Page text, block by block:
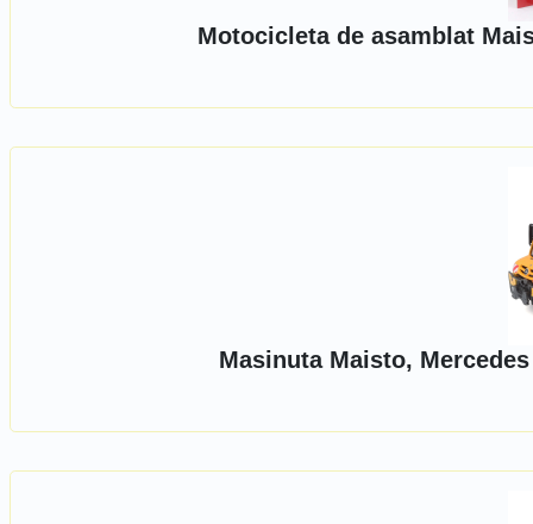
Motocicleta de asamblat
Masinuta Maisto,